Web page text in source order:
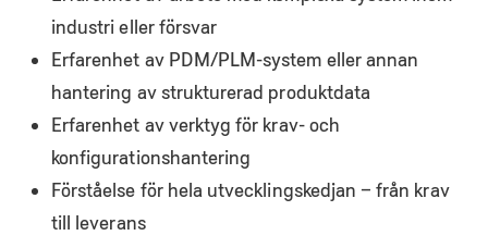
industri eller försvar
Erfarenhet av PDM/PLM-system eller annan
hantering av strukturerad produktdata
Erfarenhet av verktyg för krav- och
konfigurationshantering
Förståelse för hela utvecklingskedjan – från krav
till leverans